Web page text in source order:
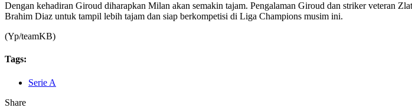
Dengan kehadiran Giroud diharapkan Milan akan semakin tajam. Pengalaman Giroud dan striker veteran
Brahim Diaz untuk tampil lebih tajam dan siap berkompetisi di Liga Champions musim ini.
(Yp/teamKB)
Tags:
Serie A
Share